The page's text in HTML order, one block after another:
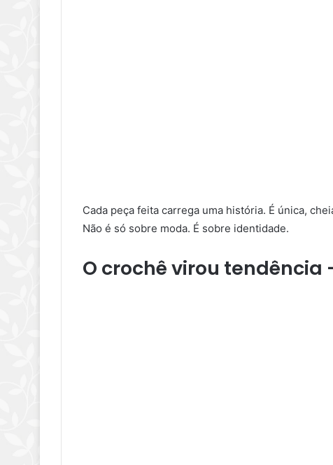
Cada peça feita carrega uma história. É única,
Não é só sobre moda. É sobre identidade.
O crochê virou